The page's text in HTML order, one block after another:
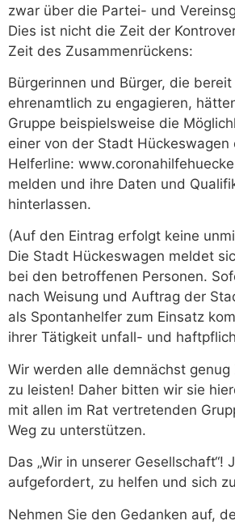
zwar über die Partei- und
Dies ist nicht die Zeit der
Zeit des Zusammenrückens:
Bürgerinnen und Bürger, die
ehrenamtlich zu engagieren,
Gruppe beispielsweise die
einer von der Stadt Hückeswagen
Helferline:
melden und ihre Daten und
hinterlassen.
(Auf den Eintrag erfolgt keine
Die Stadt Hückeswagen meldet
bei den betroffenen Personen.
nach Weisung und Auftrag der
als Spontanhelfer zum Einsatz
ihrer Tätigkeit unfall- und
Wir werden alle demnächst
zu leisten! Daher bitten wir sie
mit allen im Rat vertretenden
Weg zu unterstützen.
Das „Wir in unserer Gesellschaft“!
aufgefordert, zu helfen und sich
Nehmen Sie den Gedanken auf,